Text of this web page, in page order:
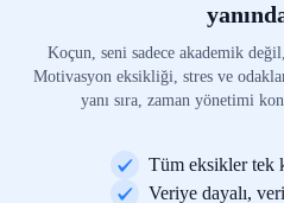
Koçun, seni sadece akademik
Motivasyon eksikliği, stres ve
yanı sıra, zaman yönetimi
Tüm eksikler tek
Veriye dayalı,